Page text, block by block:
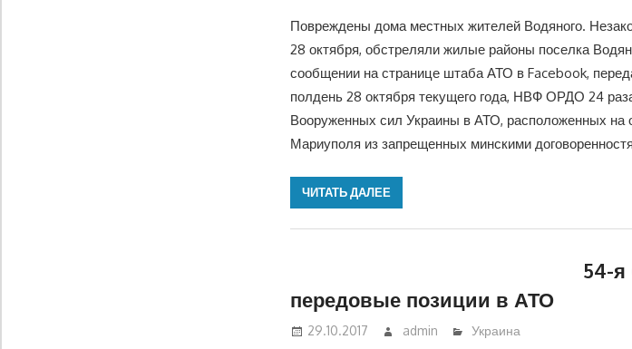
Повреждены дома местных жителей Водяного.
28 октября, обстреляли жилые районы поселка
сообщении на странице штаба АТО в Facebook,
полдень 28 октября текущего года, НВФ ОРДО 24
Вооруженных сил Украины в АТО, расположенных на
Мариуполя из запрещенных минскими
ЧИТАТЬ ДАЛЕЕ
54-я
передовые позиции в АТО
29.10.2017 admin Украина